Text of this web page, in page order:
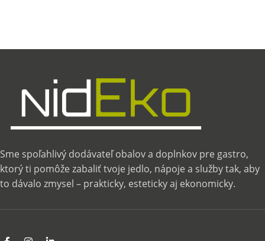
Sme spoľahlivý dodávateľ obalov a doplnkov pre gastro,
ktorý ti pomôže zabaliť tvoje jedlo, nápoje a služby tak, aby
to dávalo zmysel – prakticky, esteticky aj ekonomicky.